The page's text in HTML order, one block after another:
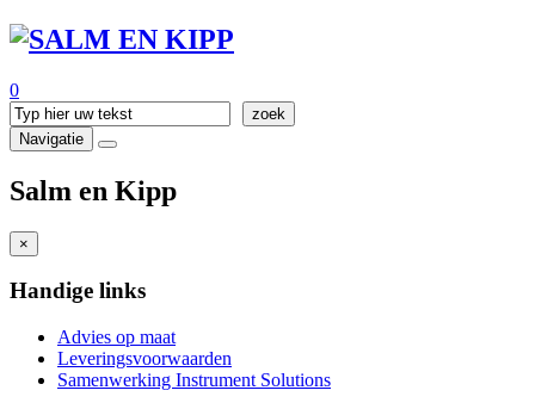
0
Navigatie
Salm en Kipp
×
Handige links
Advies op maat
Leveringsvoorwaarden
Samenwerking Instrument Solutions